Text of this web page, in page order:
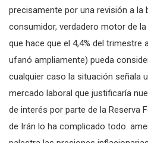
precisamente por una revisión a la
consumidor, verdadero motor de
que hace que el 4,4% del trimestre
ufanó ampliamente) pueda
cualquier caso la situación señala
mercado laboral que justificaría
de interés por parte de la Reserva
de Irán lo ha complicado todo.